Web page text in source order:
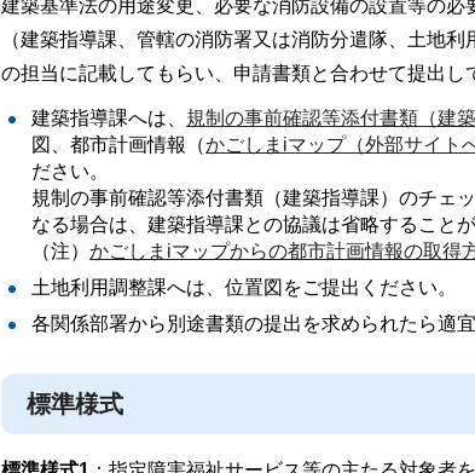
建築基準法の用途変更、必要な消防設備の設置等の
（建築指導課、管轄の消防署又は消防分遣隊、土地
の担当に記載してもらい、申請書類と合わせて提出し
建築指導課へは、 規制の事前確認等添付書類（建
図、都市計画情報（かごしまiマップ（外部サイト
ださい。
規制の事前確認等添付書類（建築指導課）のチェ
なる場合は、建築指導課との協議は省略することが
（注）かごしまiマップからの都市計画情報の取得
土地利用調整課へは、位置図をご提出ください。
各関係部署から別途書類の提出を求められたら適
標準様式